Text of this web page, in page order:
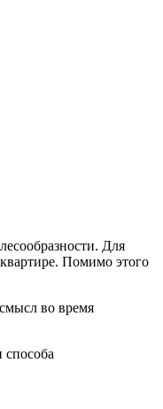
Для
Помимо этого
во время
способа